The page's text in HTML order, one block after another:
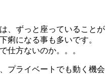
、ずっと座っていることが
痢になる事も多いです。
仕方ないのか。。。
プライベートでも動く機会